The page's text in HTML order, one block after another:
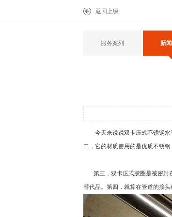
返回上级
服务案列 新
今天来说说双卡压式不锈钢水
二，它的材质使用的是优质不锈
第三，双卡压式胶圈是被密封
替代品。第四，就算在管道的接